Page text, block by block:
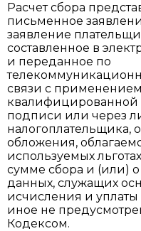
Расчет сбора
письменное
заявление
составленное в
и переданное по
связи с
квалифицированной
подписи или через
налогоплательщика,
обложения,
используемых
сумме сбора и (или)
данных, служащих
исчисления и уплаты
иное не
Кодексом.